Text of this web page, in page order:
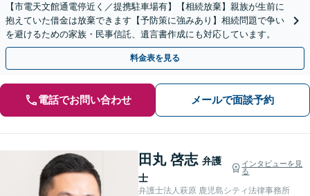
【市電天文館通電停近く／提携駐車場有】【相続放棄】親族が生前に
抱えていた借金は放棄できます【予防策に強みあり】相続問題で争い
を避けるための家族・民事信託、遺言書作成にも対応しています。
料金表を見る
電話でお問い合わせ メールで面談予約
田丸 啓志 弁護
士
インタビューを見
る
弁護士法人萩原 鹿児島シティ法律事務所